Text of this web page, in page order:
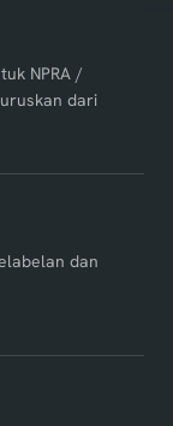
NPRA /
dari
dan